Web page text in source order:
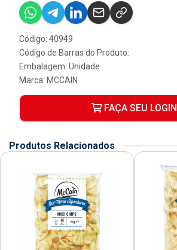
Código: 40949
Código de Barras do Produto:
Embalagem: Unidade
Marca: MCCAIN
FAÇA SEU LOGIN
Produtos Relacionados